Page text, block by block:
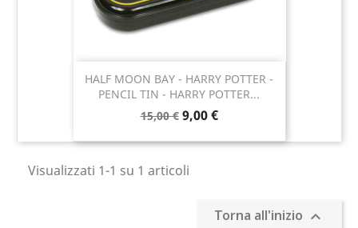
HALF MOON BAY - HARRY POTTER -
PENCIL TIN - HARRY POTTER...
15,00 € 9,00 €
Visualizzati 1-1 su 1 articoli
Torna all'inizio 